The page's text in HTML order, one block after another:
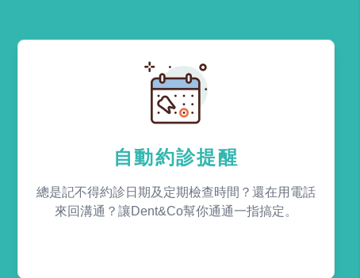
自動約診提醒
總是記不得約診日期及定期檢查時間？還在用電話
來回溝通？讓Dent&Co幫你通通一指搞定。